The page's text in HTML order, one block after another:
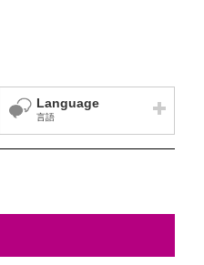
Language
言語